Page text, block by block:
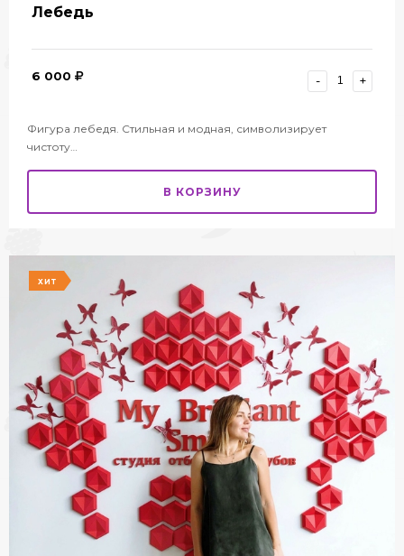
Лебедь
6 000 - +
Фигура лебедя. Стильная и модная, символизирует
чистоту…
В КОРЗИНУ
ХИТ